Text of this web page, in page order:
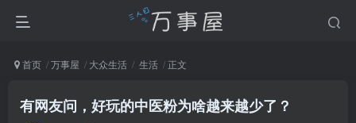
首页 万事屋 大众生活 生活 正文
有网友问，好玩的中医粉为啥越来越少了？